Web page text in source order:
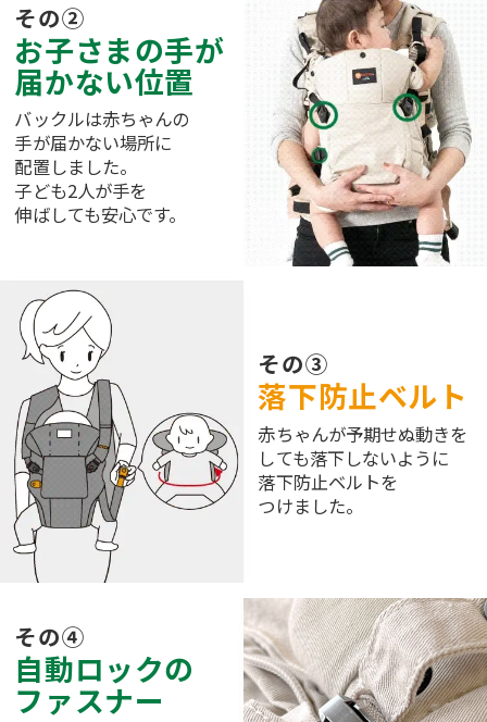
その②
お子さまの手が
届かない位置
バックルは赤ちゃんの
手が届かない場所に
配置しました。
子ども2人が手を
伸ばしても安心です。
その③
落下防止ベルト
赤ちゃんが予期せぬ動きを
しても落下しないように
落下防止ベルトを
つけました。
その④
自動ロックの
ファスナー